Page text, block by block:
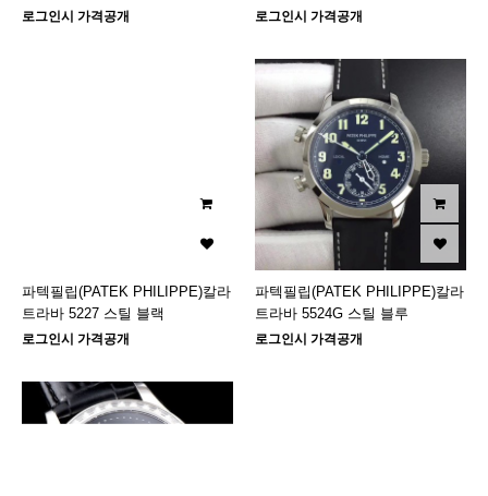
로그인시 가격공개 로그인시 가격공개
파텍필립(PATEK PHILIPPE)칼라
트라바 5227 스틸 블랙
로그인시 가격공개
파텍필립(PATEK PHILIPPE)칼라
트라바 5524G 스틸 블루
로그인시 가격공개